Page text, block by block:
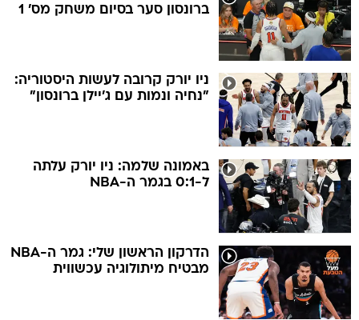
ברונסון סער בסיום משחק מס' 1
ניו יורק קרובה לעשות היסטוריה:
"נחיה ונמות עם ג'יילן ברונסון"
באמונה שלמה: ניו יורק עלתה
ל-0:1 בגמר ה-NBA
הדרקון הראשון שלי: גמר ה-NBA
מבטיח מיתולוגיה עכשווית